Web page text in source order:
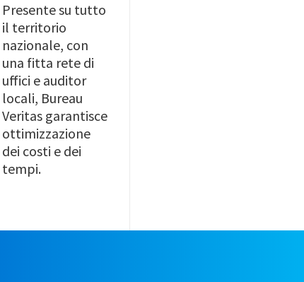
Presente su tutto
il territorio
nazionale, con
una fitta rete di
uffici e auditor
locali, Bureau
Veritas garantisce
ottimizzazione
dei costi e dei
tempi.